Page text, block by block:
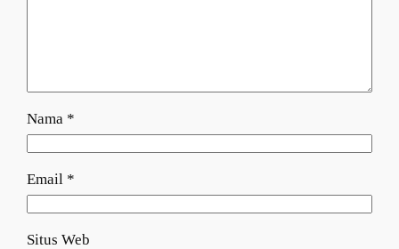
Nama *
Email *
Situs Web